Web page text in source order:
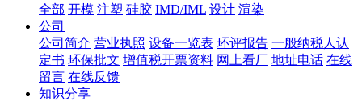
全部 开模 注塑 硅胶 IMD/IML 设计 渲染
公司
公司简介 营业执照 设备一览表 环评报告 一般纳税人认
定书 环保批文 增值税开票资料 网上看厂 地址电话 在线
留言 在线反馈
知识分享